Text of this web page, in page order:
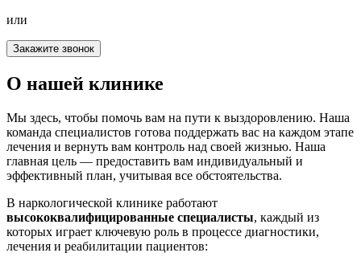
или
Закажите звонок
О нашей клинике
Мы здесь, чтобы помочь вам на пути к выздоровлению. Наша
команда специалистов готова поддержать вас на каждом этапе
лечения и вернуть вам контроль над своей жизнью. Наша
главная цель — предоставить вам индивидуальный и
эффективный план, учитывая все обстоятельства.
В наркологической клинике работают
высококвалифицированные специалисты, каждый из
которых играет ключевую роль в процессе диагностики,
лечения и реабилитации пациентов: